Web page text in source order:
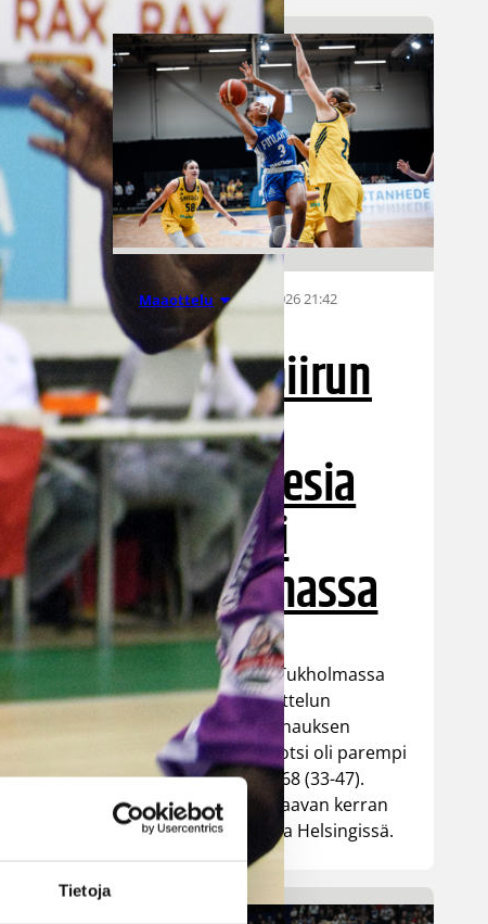
Tietoja
Maaottelu 07.08.2026 21:42
Ruotsi piirun
verran
Susiladiesia
parempi
Tukholmassa
Susiladies päätti Tukholmassa
pelatun kahden ottelun
mittaisen miniturnauksen
tappioon, kun Ruotsi oli parempi
loppulukemin 73-68 (33-47).
Suomi pelaa seuraavan kerran
ensi viikonloppuna Helsingissä.